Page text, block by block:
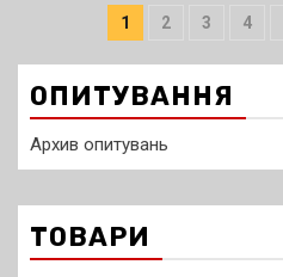
Пагінація
записів
1 2 3 4
ОПИТУВАННЯ
Архив опитувань
ТОВАРИ